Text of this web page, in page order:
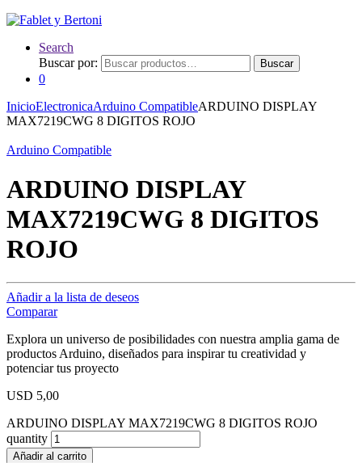
Search
Buscar por:
Buscar
0
InicioElectronicaArduino CompatibleARDUINO DISPLAY
MAX7219CWG 8 DIGITOS ROJO
Arduino Compatible
ARDUINO DISPLAY
MAX7219CWG 8 DIGITOS
ROJO
Añadir a la lista de deseos
Comparar
Explora un universo de posibilidades con nuestra amplia gama de
productos Arduino, diseñados para inspirar tu creatividad y
potenciar tus proyecto
USD 5,00
ARDUINO DISPLAY MAX7219CWG 8 DIGITOS ROJO
quantity
Añadir al carrito